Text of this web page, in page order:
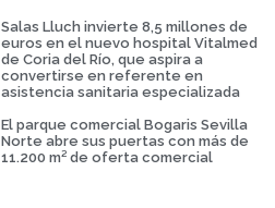
Salas Lluch invierte 8,5 millones de
euros en el nuevo hospital Vitalmed
de Coria del Río, que aspira a
convertirse en referente en
asistencia sanitaria especializada
El parque comercial Bogaris Sevilla
Norte abre sus puertas con más de
11.200 m² de oferta comercial